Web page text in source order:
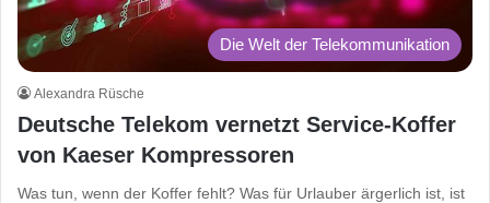
Die Welt der Telekommunikation
Alexandra Rüsche
Deutsche Telekom vernetzt Service-Koffer
von Kaeser Kompressoren
Was tun, wenn der Koffer fehlt? Was für Urlauber ärgerlich ist, ist